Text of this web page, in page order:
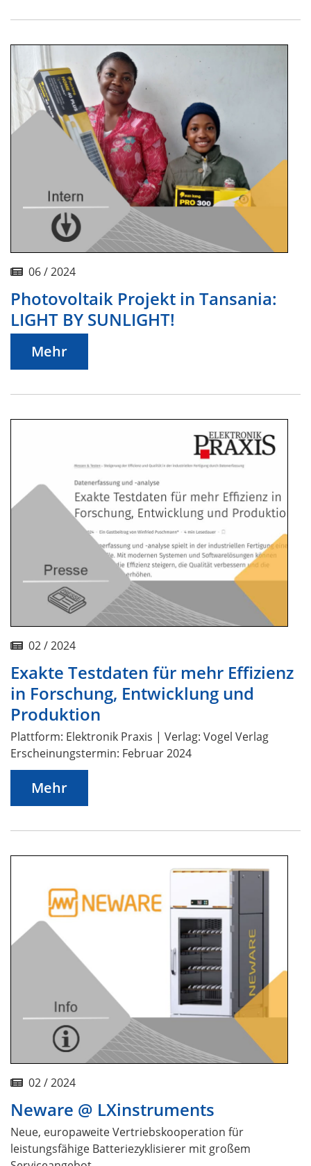
06 / 2024
Photovoltaik Projekt in Tansania:
LIGHT BY SUNLIGHT!
Mehr
02 / 2024
Exakte Testdaten für mehr Effizienz
in Forschung, Entwicklung und
Produktion
Plattform: Elektronik Praxis | Verlag: Vogel Verlag
Erscheinungstermin: Februar 2024
Mehr
02 / 2024
Neware @ LXinstruments
Neue, europaweite Vertriebskooperation für
leistungsfähige Batteriezyklisierer mit großem